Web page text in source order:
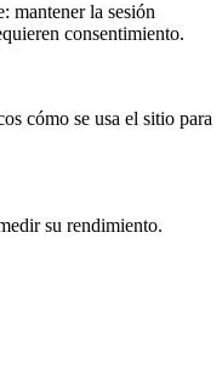
mantener la sesión
consentimiento.
cómo se usa el sitio para
su rendimiento.